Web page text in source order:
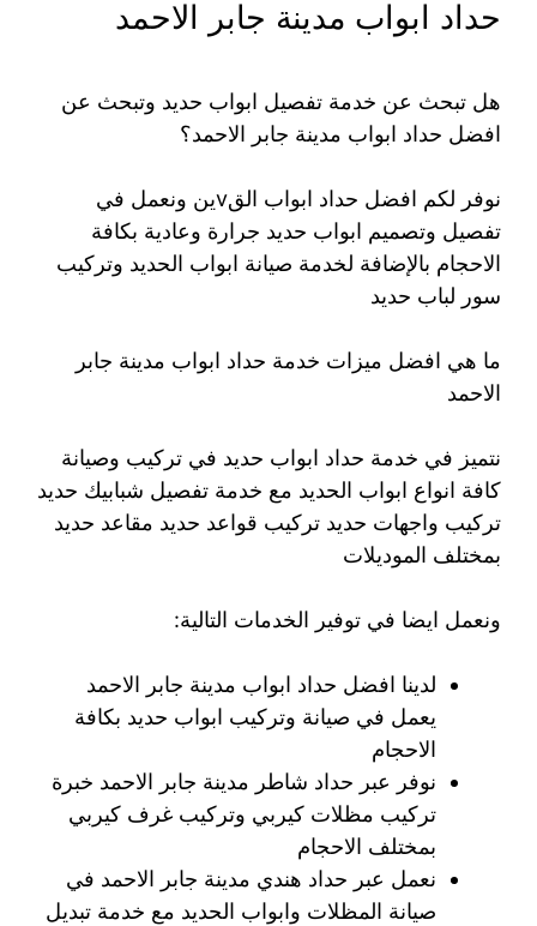
حداد ابواب مدينة جابر الاحمد
هل تبحث عن خدمة تفصيل ابواب حديد وتبحث عن
افضل حداد ابواب مدينة جابر الاحمد؟
نوفر لكم افضل حداد ابواب القvين ونعمل في
تفصيل وتصميم ابواب حديد جرارة وعادية بكافة
الاحجام بالإضافة لخدمة صيانة ابواب الحديد وتركيب
سور لباب حديد
ما هي افضل ميزات خدمة حداد ابواب مدينة جابر
الاحمد
نتميز في خدمة حداد ابواب حديد في تركيب وصيانة
كافة انواع ابواب الحديد مع خدمة تفصيل شبابيك حديد
تركيب واجهات حديد تركيب قواعد حديد مقاعد حديد
بمختلف الموديلات
ونعمل ايضا في توفير الخدمات التالية:
لدينا افضل حداد ابواب مدينة جابر الاحمد
يعمل في صيانة وتركيب ابواب حديد بكافة
الاحجام
نوفر عبر حداد شاطر مدينة جابر الاحمد خبرة
تركيب مظلات كيربي وتركيب غرف كيربي
بمختلف الاحجام
نعمل عبر حداد هندي مدينة جابر الاحمد في
صيانة المظلات وابواب الحديد مع خدمة تبديل